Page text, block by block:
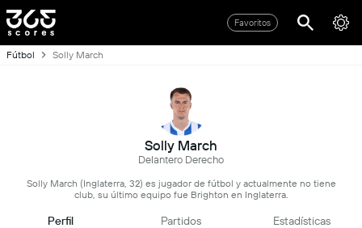
Favoritos
Fútbol Solly March
Solly March
Delantero Derecho
Solly March (Inglaterra, 32) es jugador de fútbol y actualmente no tiene
club, su último equipo fue Brighton en Inglaterra.
Perfil Partidos Estadísticas